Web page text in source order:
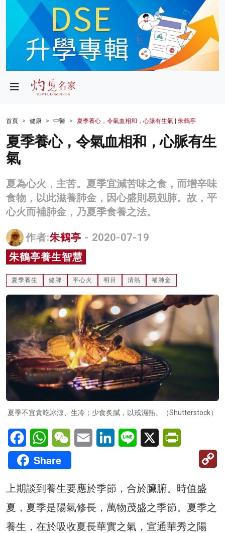
政局
財經
生活
健康
商業
科技
影片
名家榜
灼見活動
關於我們
首頁 健康 中醫 夏季養心，令氣血相和，心脈有生氣 | 朱鶴亭
夏季養心，令氣血相和，心脈有生
氣
夏為心火，主苦。夏季宜減苦味之食，而增辛味
食物，以此滋養肺金，因心盛則易剋肺。故，平
心火而補肺金，乃夏季食養之法。
作者:朱鶴亭 - 2020-07-19
朱鶴亭養生智慧
夏季養生 健脾 平心火 明目 清熱 補肺金
夏季不宜貪吃冰涼、生冷；少食炙膩，以戒濕熱。（Shutterstock）
FacebookWhatsAppWeChatEmail LinkedInLine X
Share
上期談到養生要應於季節，合於臟腑。時值盛
夏，夏季是陽氣修長，萬物茂盛之季節。夏季之
養生，在於吸收夏長華實之氣，宣通華秀之陽